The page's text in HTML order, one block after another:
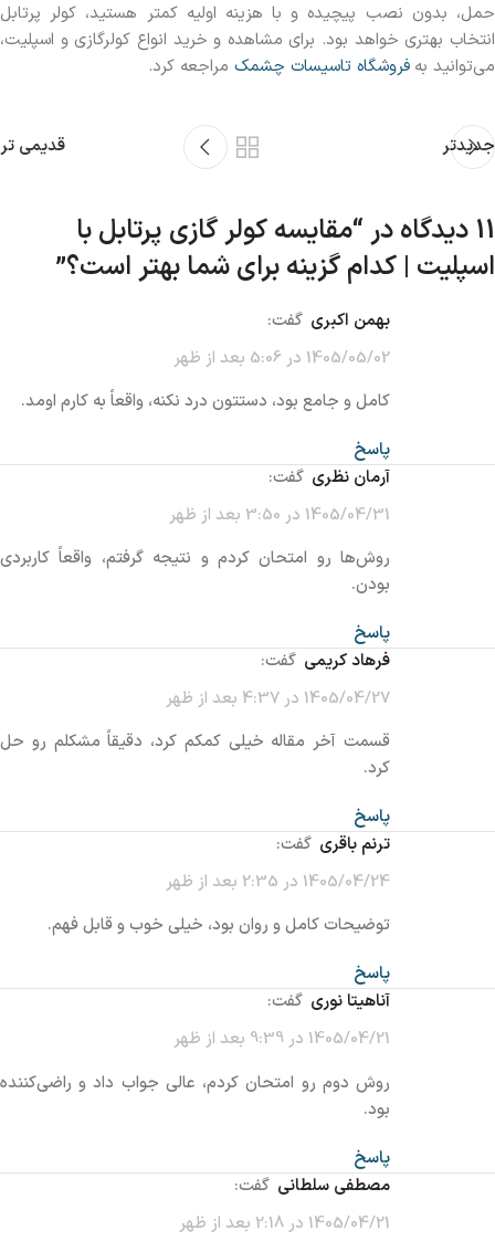
حمل، بدون نصب پیچیده و با هزینه اولیه کمتر هستید، کولر پرتابل
انتخاب بهتری خواهد بود. برای مشاهده و خرید انواع کولرگازی و اسپلیت،
می‌توانید به فروشگاه تاسیسات چشمک مراجعه کرد.
جدیدتر قدیمی تر
11 دیدگاه در “
مقایسه کولر گازی پرتابل با
اسپلیت | کدام گزینه برای شما بهتر است؟”
بهمن اکبری گفت:
1405/05/02 در 5:06 بعد از ظهر
کامل و جامع بود، دستتون درد نکنه، واقعاً به کارم اومد.
پاسخ
آرمان نظری گفت:
1405/04/31 در 3:50 بعد از ظهر
روش‌ها رو امتحان کردم و نتیجه گرفتم، واقعاً کاربردی
بودن.
پاسخ
فرهاد کریمی گفت:
1405/04/27 در 4:37 بعد از ظهر
قسمت آخر مقاله خیلی کمکم کرد، دقیقاً مشکلم رو حل
کرد.
پاسخ
ترنم باقری گفت:
1405/04/24 در 2:35 بعد از ظهر
توضیحات کامل و روان بود، خیلی خوب و قابل فهم.
پاسخ
آناهیتا نوری گفت:
1405/04/21 در 9:39 بعد از ظهر
روش دوم رو امتحان کردم، عالی جواب داد و راضی‌کننده
بود.
پاسخ
مصطفی سلطانی گفت:
1405/04/21 در 2:18 بعد از ظهر